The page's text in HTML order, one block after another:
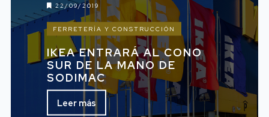
22/09/2019
FERRETERÍA Y CONSTRUCCIÓN
IKEA ENTRARÁ AL CONO
SUR DE LA MANO DE
SODIMAC
Leer más